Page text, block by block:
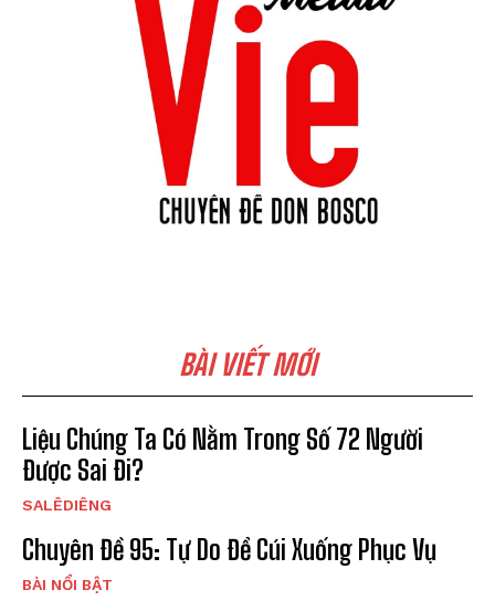
BÀI VIẾT MỚI
Liệu Chúng Ta Có Nằm Trong Số 72 Người
Được Sai Đi?
SALÊDIÊNG
Chuyên Đề 95: Tự Do Để Cúi Xuống Phục Vụ
BÀI NỔI BẬT